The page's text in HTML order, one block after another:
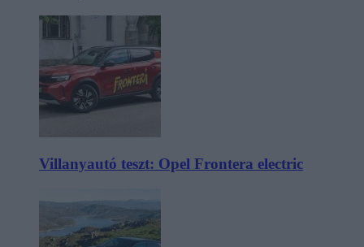
Villanyautó teszt: Opel Frontera electric